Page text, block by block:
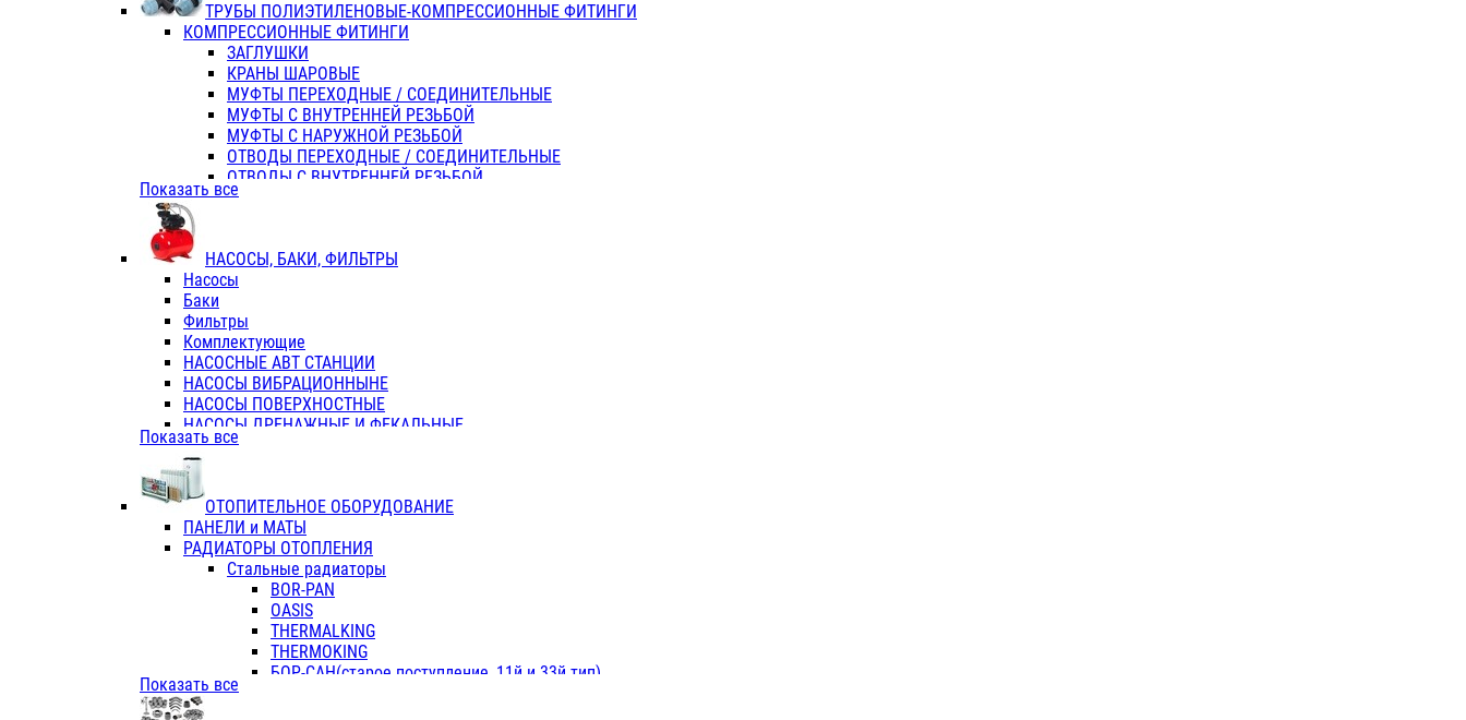
Отвертки
Хоз. инвентарь
ЭЛ. ИНСТРУМЕНТ OASIS
ТРУБЫ ПОЛИЭТИЛЕНОВЫЕ-КОМПРЕССИОННЫЕ ФИТИНГИ
КОМПРЕССИОННЫЕ ФИТИНГИ
ЗАГЛУШКИ
КРАНЫ ШАРОВЫЕ
МУФТЫ ПЕРЕХОДНЫЕ / СОЕДИНИТЕЛЬНЫЕ
МУФТЫ С ВНУТРЕННЕЙ РЕЗЬБОЙ
МУФТЫ С НАРУЖНОЙ РЕЗЬБОЙ
ОТВОДЫ ПЕРЕХОДНЫЕ / СОЕДИНИТЕЛЬНЫЕ
ОТВОДЫ С ВНУТРЕННЕЙ РЕЗЬБОЙ
ОТВОДЫ С НАРУЖНОЙ РЕЗЬБОЙ
ТРОЙНИКИ ПЕРЕХОДНЫЕ / СОЕДИНИТЕЛЬНЫЕ
ТРОЙНИКИ С ВНУТРЕННЕЙ РЕЗЬБОЙ
КОЛЬЦА РЕЗИНОВЫЕ
ТРУБЫ НАПОРНЫЕ
ТРУБЫ ГОФРИРОВАННЫЕ ДВУХСЛ.
ТРУБЫ ПОЛИЭТИЛЕНОВЫЕ
Показать все
НАСОСЫ, БАКИ, ФИЛЬТРЫ
Насосы
Баки
Фильтры
Комплектующие
НАСОСНЫЕ АВТ СТАНЦИИ
НАСОСЫ ВИБРАЦИОННЫНЕ
НАСОСЫ ПОВЕРХНОСТНЫЕ
НАСОСЫ ДРЕНАЖНЫЕ И ФЕКАЛЬНЫЕ
НАСОСЫ ПОВЫСИТ и ЦИРКУЛЯЦИОННЫЕ
НАСОСЫ СКВАЖИННЫЕ
Показать все
ОТОПИТЕЛЬНОЕ ОБОРУДОВАНИЕ
ПАНЕЛИ и МАТЫ
РАДИАТОРЫ ОТОПЛЕНИЯ
Стальные радиаторы
BOR-PAN
OASIS
THERMALKING
THERMOKING
БОР-САН(старое поступление, 11й и 33й тип)
Показать все